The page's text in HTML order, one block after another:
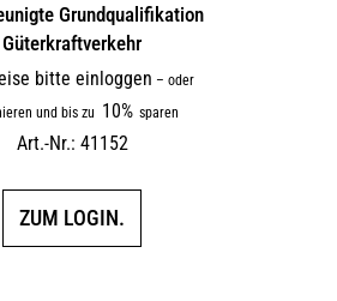
Grundqualifikation
Güterkraftverkehr
bitte einloggen – oder
und bis zu 10% sparen
Art.-Nr.: 41152
ZUM LOGIN.